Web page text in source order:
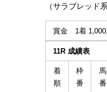
（サラブレッド
賞金 1着
11R 成績表
着
順
枠
番
馬
番